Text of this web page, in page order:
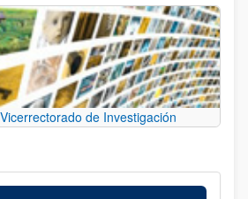
de Investigación